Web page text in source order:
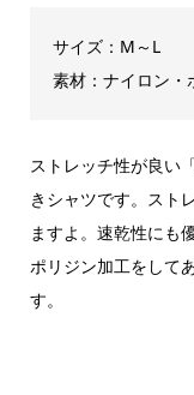
サイズ：M～L
素材：ナイロン・
ストレッチ性が良い
きシャツです。スト
ますよ。速乾性にも
ポリジン加工をして
す。